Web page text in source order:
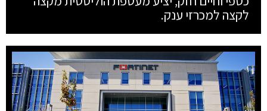
לקצה למכרזי ענק.